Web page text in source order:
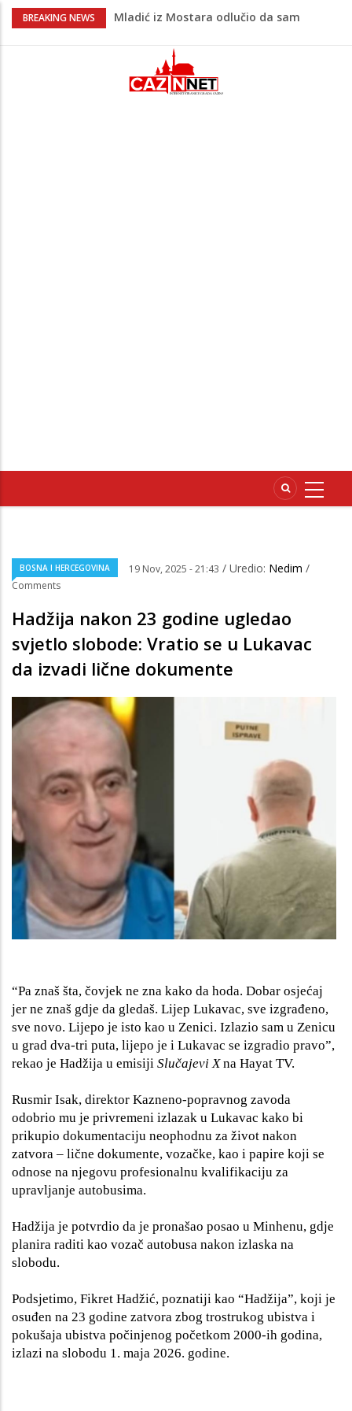
BREAKING NEWS
Mladić iz Mostara odlučio da sam
mora neko
Evo gdje i kada nestaje struja u Krajini
sutra i tokom vikenda
BOSNA I HERCEGOVINA 19 Nov, 2025 - 21:43 / Uredio: Nedim /
Comments
Hadžija nakon 23 godine ugledao
svjetlo slobode: Vratio se u Lukavac
da izvadi lične dokumente
“Pa znaš šta, čovjek ne zna kako da hoda. Dobar osjećaj
jer ne znaš gdje da gledaš. Lijep Lukavac, sve izgrađeno,
sve novo. Lijepo je isto kao u Zenici. Izlazio sam u Zenicu
u grad dva-tri puta, lijepo je i Lukavac se izgradio pravo”,
rekao je Hadžija u emisiji Slučajevi Xna Hayat TV.
Rusmir Isak, direktor Kazneno-popravnog zavoda
odobrio mu je privremeni izlazak u Lukavac kako bi
prikupio dokumentaciju neophodnu za život nakon
zatvora – lične dokumente, vozačke, kao i papire koji se
odnose na njegovu profesionalnu kvalifikaciju za
upravljanje autobusima.
Hadžija je potvrdio da je pronašao posao u Minhenu, gdje
planira raditi kao vozač autobusa nakon izlaska na
slobodu.
Podsjetimo, Fikret Hadžić, poznatiji kao “Hadžija”, koji je
osuđen na 23 godine zatvora zbog trostrukog ubistva i
pokušaja ubistva počinjenog početkom 2000-ih godina,
izlazi na slobodu 1. maja 2026. godine.